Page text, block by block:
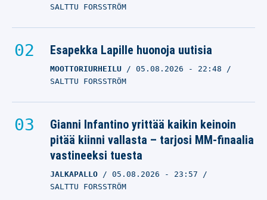
SALTTU FORSSTRÖM
Esapekka Lapille huonoja uutisia
MOOTTORIURHEILU 05.08.2026 - 22:48
SALTTU FORSSTRÖM
Gianni Infantino yrittää kaikin keinoin
pitää kiinni vallasta – tarjosi MM-finaalia
vastineeksi tuesta
JALKAPALLO 05.08.2026 - 23:57
SALTTU FORSSTRÖM